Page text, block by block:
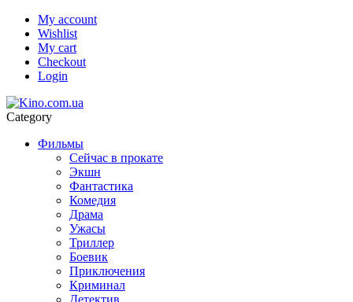
My account
Wishlist
My cart
Checkout
Login
Category
Фильмы
Сейчас в прокате
Экшн
Фантастика
Комедия
Драма
Ужасы
Триллер
Боевик
Приключения
Криминал
Детектив